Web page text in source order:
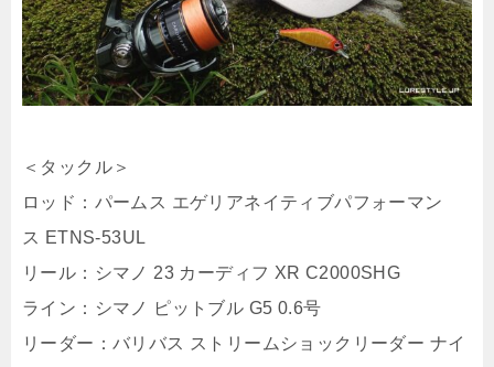
＜タックル＞
ロッド：パームス エゲリアネイティブパフォーマン
ス ETNS-53UL
リール：シマノ 23 カーディフ XR C2000SHG
ライン：シマノ ピットブル G5 0.6号
リーダー：バリバス ストリームショックリーダー ナイ